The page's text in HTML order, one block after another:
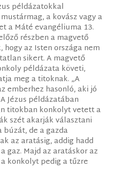
példázatokkal
a kovász vagy a
a Máté evangéliuma 13.
részben a magvető
az Isten országa nem
sikert. A magvető
példázata követi,
meg a titoknak. „A
emberhez hasonló, aki jó
Jézus példázatában
titokban konkolyt vetett a
szét akarják választani
de a gazda
az aratásig, addig hadd
gaz. Majd az aratáskor az
konkolyt pedig a tűzre